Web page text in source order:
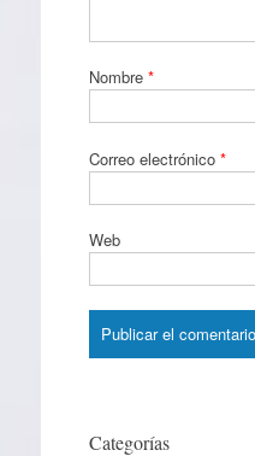
Nombre *
Correo electrónico *
Web
Categorías